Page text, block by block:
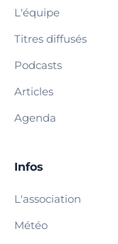
L'équipe
Titres diffusés
Podcasts
Articles
Agenda
Infos
L'association
Météo